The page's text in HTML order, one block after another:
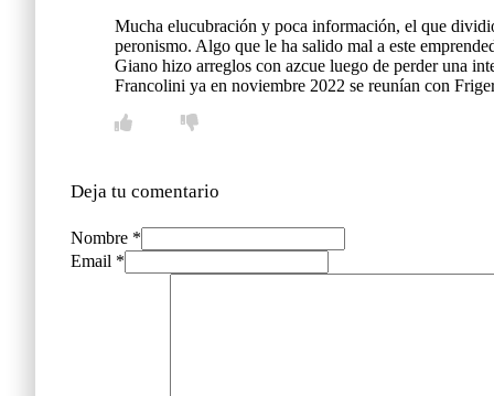
Mucha elucubración y poca información, el que
peronismo. Algo que le ha salido mal a este
Giano hizo arreglos con azcue luego de perder una
Francolini ya en noviembre 2022 se reunían con
Deja tu comentario
Nombre *
Email *